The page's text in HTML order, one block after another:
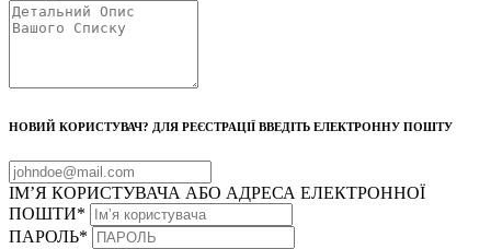
НОВИЙ КОРИСТУВАЧ? ДЛЯ РЕЄСТРАЦІЇ ВВЕДІТЬ ЕЛЕКТРОННУ ПОШТУ
ІМ’Я КОРИСТУВАЧА АБО АДРЕСА ЕЛЕКТРОННОЇ
ПОШТИ*
ПАРОЛЬ*